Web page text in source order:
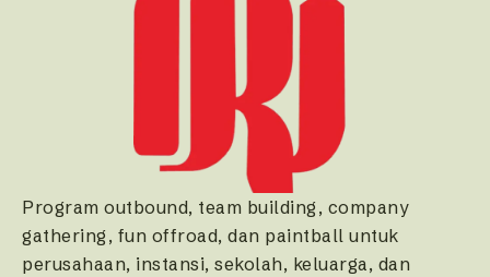
Program outbound, team building, company
gathering, fun offroad, dan paintball untuk
perusahaan, instansi, sekolah, keluarga, dan